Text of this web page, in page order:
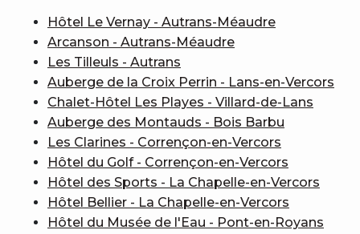
Hôtel Le Vernay - Autrans-Méaudre
Arcanson - Autrans-Méaudre
Les Tilleuls - Autrans
Auberge de la Croix Perrin - Lans-en-Vercors
Chalet-Hôtel Les Playes - Villard-de-Lans
Auberge des Montauds - Bois Barbu
Les Clarines - Corrençon-en-Vercors
Hôtel du Golf - Corrençon-en-Vercors
Hôtel des Sports - La Chapelle-en-Vercors
Hôtel Bellier - La Chapelle-en-Vercors
Hôtel du Musée de l'Eau - Pont-en-Royans